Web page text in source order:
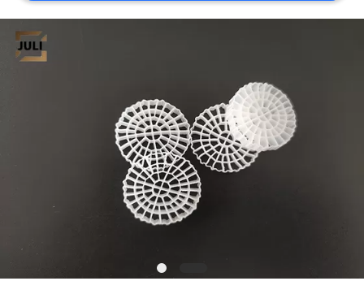
DATENSCHUTZRICHTLINIE